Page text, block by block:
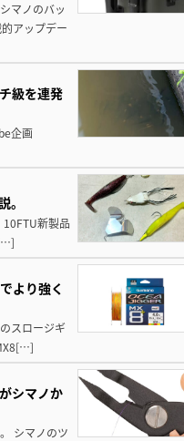
マノのバッ
アップデー
級を連発
企画
新製品
より強く
スロージギ
シマノか
シマノのツ